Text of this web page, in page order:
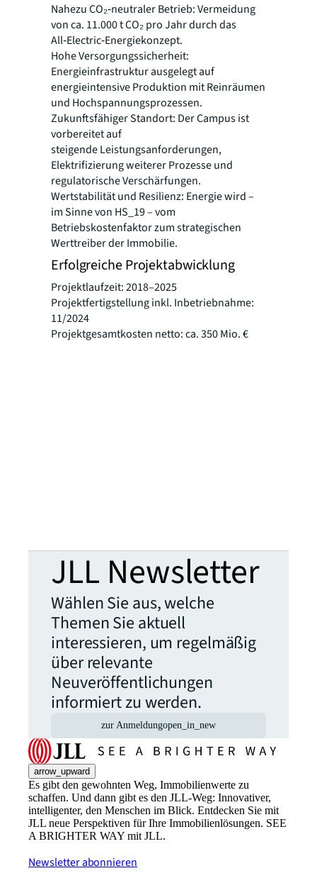
Nahezu CO₂‑neutraler Betrieb: Vermeidung
von ca. 11.000 t CO₂ pro Jahr durch das
All‑Electric‑Energiekonzept.
Hohe Versorgungssicherheit:
Energieinfrastruktur ausgelegt auf
energieintensive Produktion mit Reinräumen
und Hochspannungsprozessen.
Zukunftsfähiger Standort: Der Campus ist
vorbereitet auf
steigende Leistungsanforderungen,
Elektrifizierung weiterer Prozesse und
regulatorische Verschärfungen.
Wertstabilität und Resilienz: Energie wird –
im Sinne von HS_19 – vom
Betriebskostenfaktor zum strategischen
Werttreiber der Immobilie.
Erfolgreiche Projektabwicklung
Projektlaufzeit: 2018–2025
Projektfertigstellung inkl. Inbetriebnahme:
11/2024
Projektgesamtkosten netto: ca. 350 Mio. €
JLL Newsletter
Wählen Sie aus, welche
Themen Sie aktuell
interessieren, um regelmäßig
über relevante
Neuveröffentlichungen
informiert zu werden.
zur Anmeldungopen_in_new
arrow_upward
Es gibt den gewohnten Weg, Immobilienwerte zu
schaffen. Und dann gibt es den JLL-Weg: Innovativer,
intelligenter, den Menschen im Blick. Entdecken Sie mit
JLL neue Perspektiven für Ihre Immobilienlösungen. SEE
A BRIGHTER WAY mit JLL.
Newsletter abonnieren